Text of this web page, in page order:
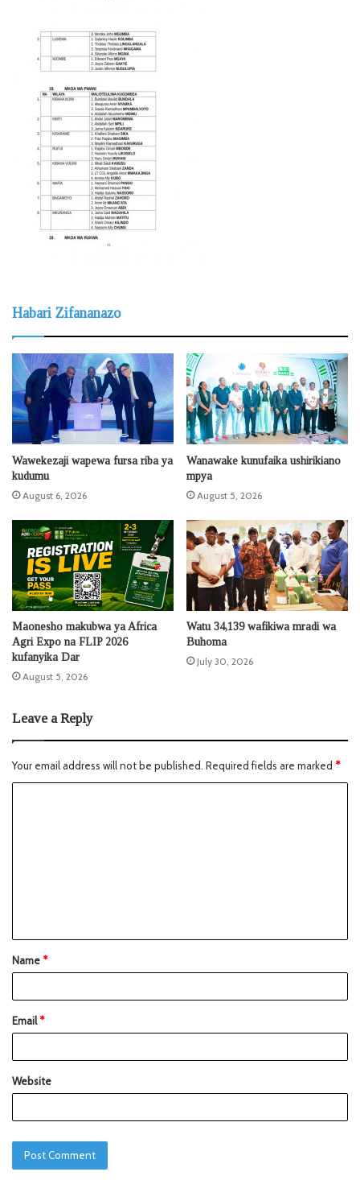
Habari Zifananazo
Wawekezaji wapewa fursa riba ya
kudumu
August 6, 2026
Wanawake kunufaika ushirikiano
mpya
August 5, 2026
Maonesho makubwa ya Africa
Agri Expo na FLIP 2026
kufanyika Dar
August 5, 2026
Watu 34,139 wafikiwa mradi wa
Buhoma
July 30, 2026
Leave a Reply
Your email address will not be published. Required fields are marked *
Name*
Email*
Website